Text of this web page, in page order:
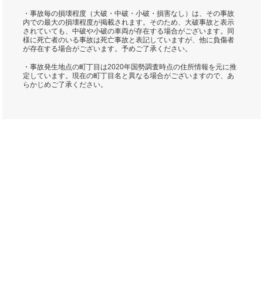
・事故毎の損壊程度（大破・中破・小破・損害なし）は、その事故
内での最大の損壊程度が掲載されます。そのため、大破事故と表示
されていても、中破や小破の車両が存在する場合がございます。同
様に死亡者のいる事故は死亡事故と表記していますが、他に負傷者
が存在する場合がございます。予めご了承ください。
・事故発生地点の町丁目は2020年国勢調査時点の住所情報を元に推
定しています。現在の町丁目名と異なる場合がございますので、あ
らかじめご了承ください。